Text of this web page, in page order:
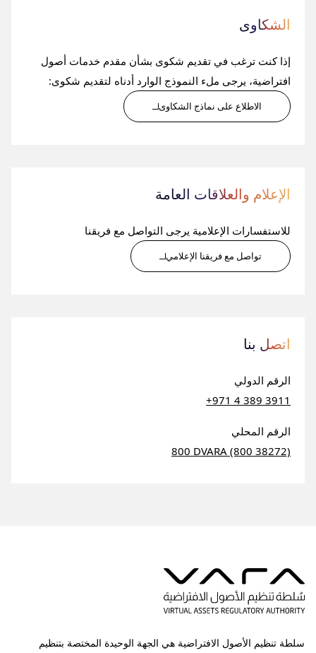
الشكاوى
إذا كنت ترغب في تقديم شكوى بشأن مقدم خدمات أصول
افتراضية، يرجى ملء النموذج الوارد أدناه لتقديم شكوى:
الاطلاع على نماذج الشكاوى
الإعلام والعلاقات العامة
للاستفسارات الإعلامية يرجى التواصل مع فريقنا
تواصل مع فريقنا الإعلامي
اتصل بنا
الرقم الدولي
+971 4 389 3911
الرقم المحلي
800 DVARA (800 38272)
سلطة تنظيم الأصول الافتراضية هي الجهة الوحيدة المختصة بتنظيم